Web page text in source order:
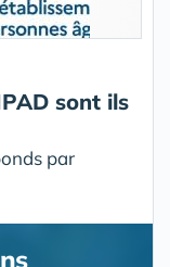
sont ils
par